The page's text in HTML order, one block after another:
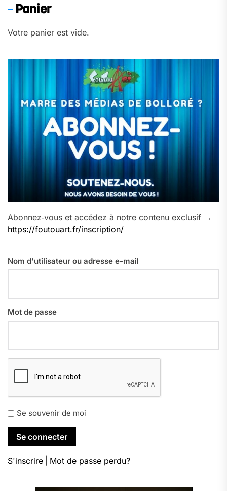
Panier
Votre panier est vide.
Abonnez‑vous et accédez à notre contenu exclusif →
https://foutouart.fr/inscription/
Nom d'utilisateur ou adresse e-mail
Mot de passe
Se souvenir de moi
S'inscrire Mot de passe perdu?